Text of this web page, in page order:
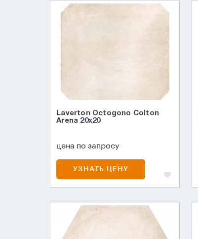
Laverton Octogono Colton
Arena 20x20
цена по запросу
УЗНАТЬ ЦЕНУ